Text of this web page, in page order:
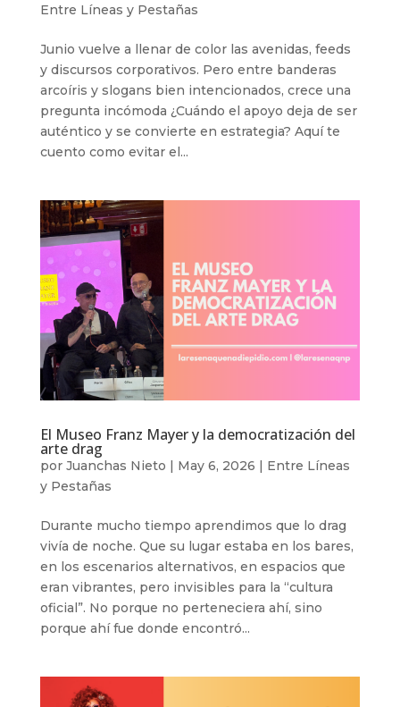
Entre Líneas y Pestañas
Junio vuelve a llenar de color las avenidas, feeds
y discursos corporativos. Pero entre banderas
arcoíris y slogans bien intencionados, crece una
pregunta incómoda ¿Cuándo el apoyo deja de ser
auténtico y se convierte en estrategia? Aquí te
cuento como evitar el...
El Museo Franz Mayer y la democratización del
arte drag
por Juanchas Nieto | May 6, 2026 | Entre Líneas
y Pestañas
Durante mucho tiempo aprendimos que lo drag
vivía de noche. Que su lugar estaba en los bares,
en los escenarios alternativos, en espacios que
eran vibrantes, pero invisibles para la “cultura
oficial”. No porque no perteneciera ahí, sino
porque ahí fue donde encontró...